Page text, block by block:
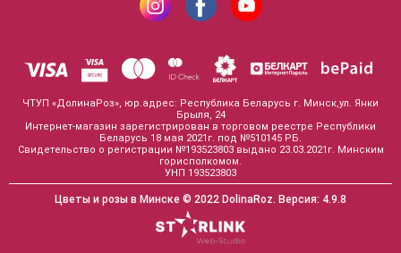
ЧТУП «ДолинаРоз», юр.адрес: Республика Беларусь г. Минск,ул. Янки
Брыля, 24
Интернет-магазин зарегистрирован в торговом реестре Республики
Беларусь 18 мая 2021г. под №510145 РБ.
Свидетельство о регистрации №193523803 выдано 23.03.2021г. Минским
горисполкомом.
УНП 193523803
Цветы и розы в Минске © 2022 DolinaRoz. Версия: 4.9.8